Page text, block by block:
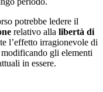
potrebbe ledere il
relativo alla libertà di
l’effetto irragionevole di
modificando gli elementi
in essere.